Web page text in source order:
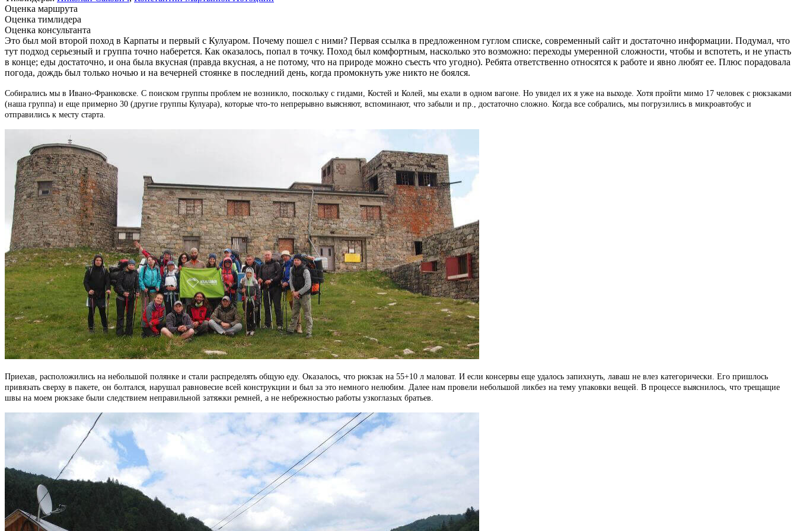
Оценка маршрута
Оценка тимлидера
Оценка консультанта
Это был мой второй поход в Карпаты и первый с Кулуаром. Почему пошел с ними? Первая ссылка в предложенном гуглом списке, современный сайт и достаточно информации. Подумал, что
тут подход серьезный и группа точно наберется. Как оказалось, попал в точку. Поход был комфортным, насколько это возможно: переходы умеренной сложности, чтобы и вспотеть, и не упасть
в конце; еды достаточно, и она была вкусная (правда вкусная, а не потому, что на природе можно съесть что угодно). Ребята ответственно относятся к работе и явно любят ее. Плюс порадовала
погода, дождь был только ночью и на вечерней стоянке в последний день, когда промокнуть уже никто не боялся.
Собирались мы в Ивано-Франковске. С поиском группы проблем не возникло, поскольку с гидами, Костей и Колей, мы ехали в одном вагоне. Но увидел их я уже на выходе. Хотя пройти мимо 17 человек с рюкзаками
(наша группа) и еще примерно 30 (другие группы Кулуара), которые что-то непрерывно выясняют, вспоминают, что забыли и пр., достаточно сложно. Когда все собрались, мы погрузились в микроавтобус и
отправились к месту старта.
Приехав, расположились на небольшой полянке и стали распределять общую еду. Оказалось, что рюкзак на 55+10 л маловат. И если консервы еще удалось запихнуть, лаваш не влез категорически. Его пришлось
привязать сверху в пакете, он болтался, нарушал равновесие всей конструкции и был за это немного нелюбим. Далее нам провели небольшой ликбез на тему упаковки вещей. В процессе выяснилось, что трещащие
швы на моем рюкзаке были следствием неправильной затяжки ремней, а не небрежностью работы узкоглазых братьев.